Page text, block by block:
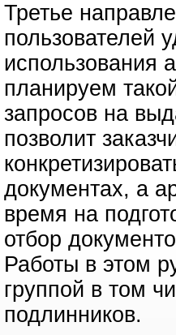
Третье
пользователей
использования
планируем
запросов на
позволит
документах, а
время на
отбор
Работы в этом
группой в том
подлинников.